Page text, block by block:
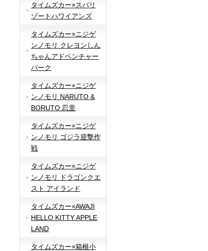
タイムズカー×スパリ
ゾートハワイアンズ
タイムズカー×ニジゲ
ンノモリ クレヨンしん
ちゃんアドベンチャー
パーク
タイムズカー×ニジゲ
ンノモリ NARUTO &
BORUTO 忍里
タイムズカー×ニジゲ
ンノモリ ゴジラ迎撃作
戦
タイムズカー×ニジゲ
ンノモリ ドラゴンクエ
スト アイランド
タイムズカー×AWAJI
HELLO KITTY APPLE
LAND
タイムズカー×箱根小